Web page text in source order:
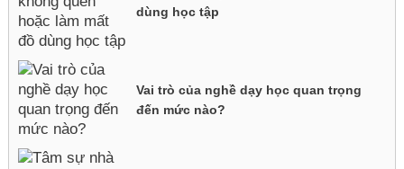
dùng học tập
Vai trò của nghề dạy học quan trọng
đến mức nào?